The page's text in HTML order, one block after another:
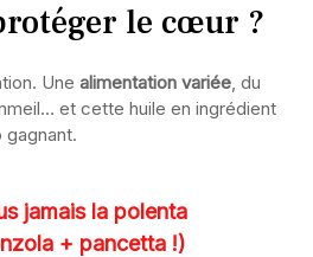
le cœur ?
Une alimentation variée, du
et cette huile en ingrédient
gagnant.
jamais la polenta
+ pancetta !)